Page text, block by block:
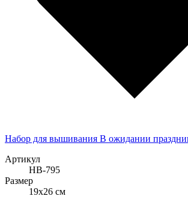
Набор для вышивания В ожидании
Артикул
НВ-795
Размер
19x26 см